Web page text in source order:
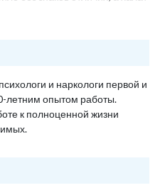
и наркологи первой и
летним опытом работы.
к полноценной жизни